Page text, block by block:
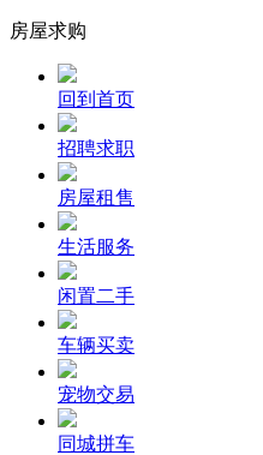
房屋求购
回到首页
招聘求职
房屋租售
生活服务
闲置二手
车辆买卖
宠物交易
同城拼车